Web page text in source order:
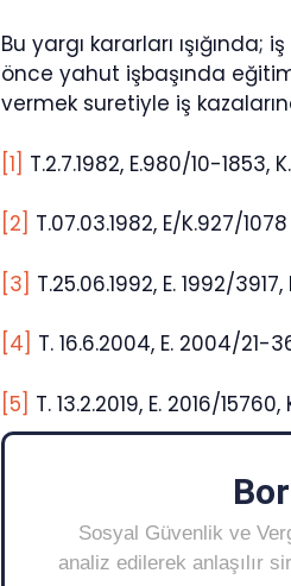
Bu yargı kararları
önce yahut işbaşında
vermek suretiyle iş
[1] T.2.7.1982, E.980/10-1853,
[2] T.07.03.1982, E/K.927/1078
[3] T.25.06.1992, E. 1992/
[4] T. 16.6.2004, E. 2004/21-
[5] T. 13.2.2019, E. 2016/15760,
Sosyal Güvenlik ve
analiz edilerek anlaşılır